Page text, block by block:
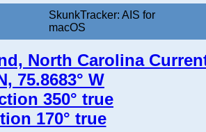
SkunkTracker: AIS for
macOS
North Carolina
75.8683° W
350° true
170° true